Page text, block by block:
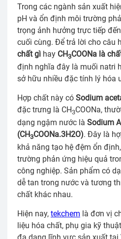
Trong các ngành sản xuất
pH và ổn định môi trường
trọng ảnh hưởng trực tiếp
cuối cùng. Để trả lời cho câu
chất gì hay CH3COONa là
định nghĩa đây là muối natri
sở hữu nhiều đặc tính lý hóa
Hợp chất này có Sodium
đặc trưng là CH3COONa,
dạng ngậm nước là Sodium
(CH3COONa.3H2O). Đây là
khả năng tạo hệ đệm ổn
trường phản ứng hiệu quả
công nghiệp. Sản phẩm có
dễ tan trong nước và tương
chất khác nhau.
Hiện nay, tekchem là đơn vị
liệu hóa chất, phụ gia kỹ